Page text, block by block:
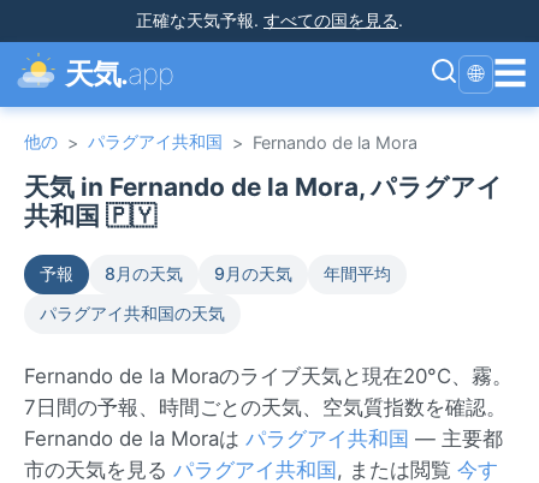
正確な天気予報. すべての国を見る.
天気.app 🌐 ☰
他の > パラグアイ共和国 > Fernando de la Mora
天気 in Fernando de la Mora, パラグアイ
共和国 🇵🇾
予報 8月の天気 9月の天気
年間平均
パラグアイ共和国の天気
Fernando de la Moraのライブ天気と現在20°C、霧。
7日間の予報、時間ごとの天気、空気質指数を確認。
Fernando de la Moraは パラグアイ共和国 — 主要都
市の天気を見る パラグアイ共和国 , または閲覧 今す